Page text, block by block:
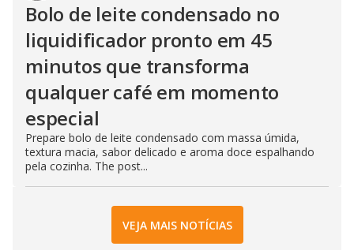
Bolo de leite condensado no
liquidificador pronto em 45
minutos que transforma
qualquer café em momento
especial
Prepare bolo de leite condensado com massa úmida,
textura macia, sabor delicado e aroma doce espalhando
pela cozinha. The post...
VEJA MAIS NOTÍCIAS